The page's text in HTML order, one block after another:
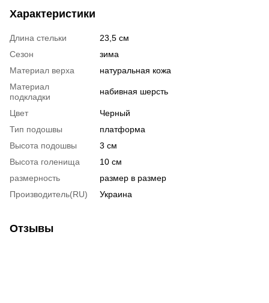
Характеристики
Длина стельки
23,5 см
Сезон
зима
Материал верха
натуральная кожа
Материал
подкладки
набивная шерсть
Цвет
Черный
Тип подошвы
платформа
Высота подошвы
3 см
Высота голенища
10 см
размерность
размер в размер
Производитель(RU)
Украина
Отзывы